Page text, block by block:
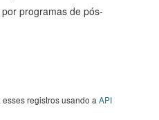
programas de pós-
registros usando a API